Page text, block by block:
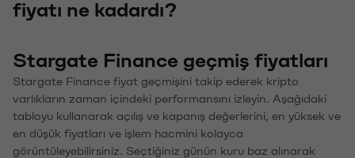
fiyatı ne kadardı?
Stargate Finance geçmiş fiyatları
Stargate Finance fiyat geçmişini takip ederek kripto
varlıkların zaman içindeki performansını izleyin. Aşağıdaki
tabloyu kullanarak açılış ve kapanış değerlerini, en yüksek ve
en düşük fiyatları ve işlem hacmini kolayca
görüntüleyebilirsiniz. Seçtiğiniz günün kuru baz alınarak